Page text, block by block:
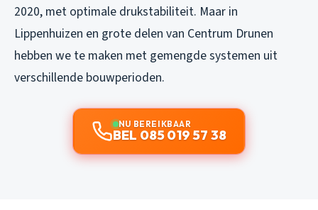
2020, met optimale drukstabiliteit. Maar in
Lippenhuizen en grote delen van Centrum Drunen
hebben we te maken met gemengde systemen uit
verschillende bouwperioden.
NU BEREIKBAAR
BEL 085 019 57 38